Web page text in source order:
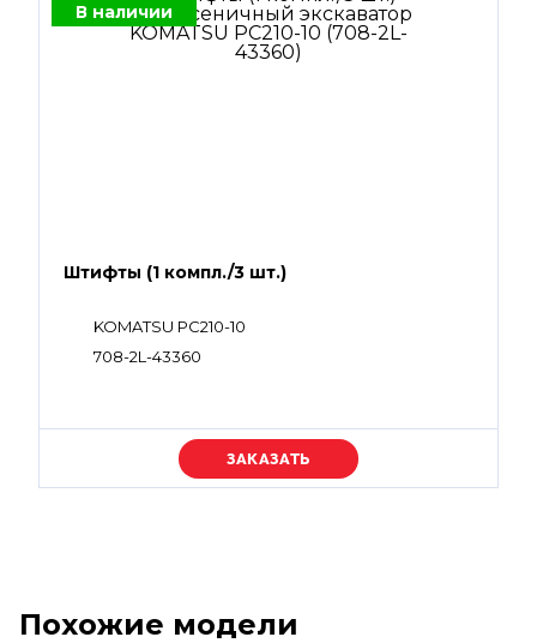
В наличии
Штифты (1 компл./3 шт.)
KOMATSU PC210-10
708-2L-43360
Уточняйте цену
Похожие модели